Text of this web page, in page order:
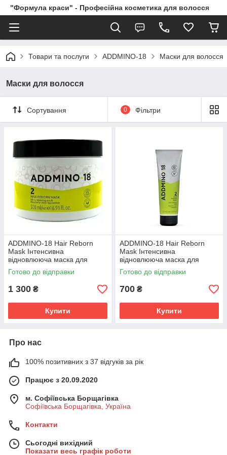
"Формула краси" - Професійна косметика для волосся
Товари та послуги ADDMINO-18 Маски для волосся
Маски для волосся
Сортування 0 Фільтри
ADDMINO-18 Hair Reborn
Mask Інтенсивна
відновлююча маска для
волосся 500 мл.
Готово до відправки
1 300 ₴
Купити
ADDMINO-18 Hair Reborn
Mask Інтенсивна
відновлююча маска для
волосся 250 мл.
Готово до відправки
700 ₴
Купити
Про нас
100% позитивних з 37 відгуків за рік
Працює з 20.09.2020
м. Софіївська Борщагівка
Софіївська Борщагівка, Україна
Контакти
Сьогодні вихідний
Показати весь графік роботи